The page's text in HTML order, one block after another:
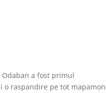
Odaban a fost primul
o raspandire pe tot